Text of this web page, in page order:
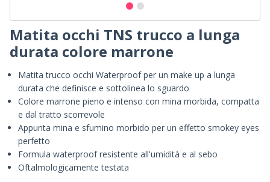
Matita occhi TNS trucco a lunga
durata colore marrone
Matita trucco occhi Waterproof per un make up a lunga
durata che definisce e sottolinea lo sguardo
Colore marrone pieno e intenso con mina morbida, compatta
e dal tratto scorrevole
Appunta mina e sfumino morbido per un effetto smokey eyes
perfetto
Formula waterproof resistente all'umidità e al sebo
Oftalmologicamente testata